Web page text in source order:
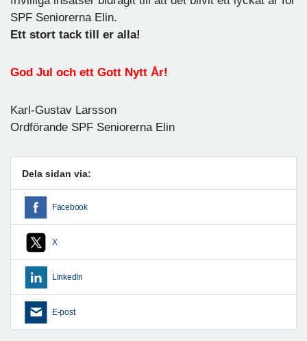
SPF Seniorerna Elin.
Ett stort tack till er alla!
God Jul och ett Gott Nytt År!
Karl-Gustav Larsson
Ordförande SPF Seniorerna Elin
Dela sidan via:
Facebook
X
LinkedIn
E-post